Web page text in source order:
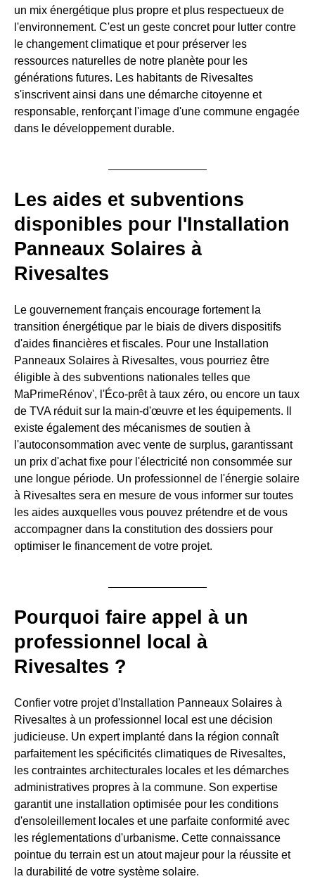
un mix énergétique plus propre et plus respectueux de
l'environnement. C'est un geste concret pour lutter contre
le changement climatique et pour préserver les
ressources naturelles de notre planète pour les
générations futures. Les habitants de Rivesaltes
s'inscrivent ainsi dans une démarche citoyenne et
responsable, renforçant l'image d'une commune engagée
dans le développement durable.
Les aides et subventions
disponibles pour l'Installation
Panneaux Solaires à
Rivesaltes
Le gouvernement français encourage fortement la
transition énergétique par le biais de divers dispositifs
d'aides financières et fiscales. Pour une Installation
Panneaux Solaires à Rivesaltes, vous pourriez être
éligible à des subventions nationales telles que
MaPrimeRénov', l'Éco-prêt à taux zéro, ou encore un taux
de TVA réduit sur la main-d'œuvre et les équipements. Il
existe également des mécanismes de soutien à
l'autoconsommation avec vente de surplus, garantissant
un prix d'achat fixe pour l'électricité non consommée sur
une longue période. Un professionnel de l'énergie solaire
à Rivesaltes sera en mesure de vous informer sur toutes
les aides auxquelles vous pouvez prétendre et de vous
accompagner dans la constitution des dossiers pour
optimiser le financement de votre projet.
Pourquoi faire appel à un
professionnel local à
Rivesaltes ?
Confier votre projet d'Installation Panneaux Solaires à
Rivesaltes à un professionnel local est une décision
judicieuse. Un expert implanté dans la région connaît
parfaitement les spécificités climatiques de Rivesaltes,
les contraintes architecturales locales et les démarches
administratives propres à la commune. Son expertise
garantit une installation optimisée pour les conditions
d'ensoleillement locales et une parfaite conformité avec
les réglementations d'urbanisme. Cette connaissance
pointue du terrain est un atout majeur pour la réussite et
la durabilité de votre système solaire.